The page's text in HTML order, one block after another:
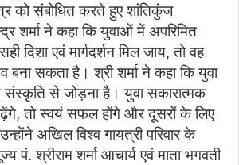
को संबोधित करते हुए शांतिकुंज
शर्मा ने कहा कि युवाओं में अपरिमित
दिशा एवं मार्गदर्शन मिल जाय, तो वह
सकता है। श्री शर्मा ने कहा कि युवा
संस्कृति से जोड़ना है। युवा सकारात्मक
तो स्वयं सफल होंगे और दूसरों के लिए
अखिल विश्व गायत्री परिवार के
श्रीराम शर्मा आचार्य एवं माता भगवती